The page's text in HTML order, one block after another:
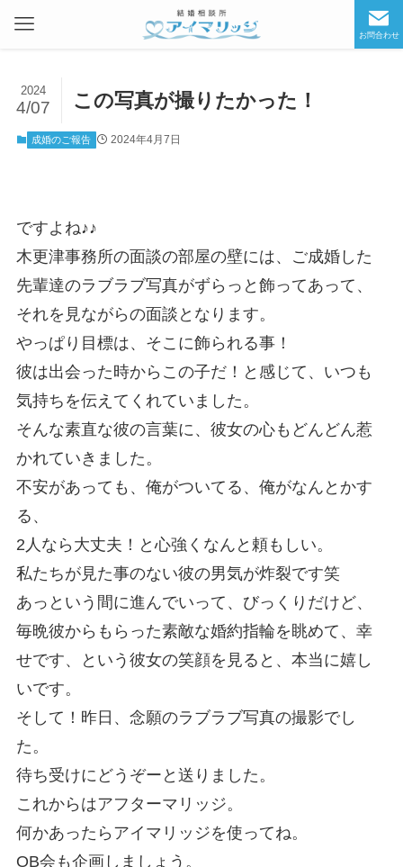
お問合わせ
この写真が撮りたかった！
2024
4/07
成婚のご報告 2024年4月7日
ですよね♪♪
木更津事務所の面談の部屋の壁には、ご成婚した
先輩達のラブラブ写真がずらっと飾ってあって、
それを見ながらの面談となります。
やっぱり目標は、そこに飾られる事！
彼は出会った時からこの子だ！と感じて、いつも
気持ちを伝えてくれていました。
そんな素直な彼の言葉に、彼女の心もどんどん惹
かれていきました。
不安があっても、俺がついてる、俺がなんとかす
る、
2人なら大丈夫！と心強くなんと頼もしい。
私たちが見た事のない彼の男気が炸裂です笑
あっという間に進んでいって、びっくりだけど、
毎晩彼からもらった素敵な婚約指輪を眺めて、幸
せです、という彼女の笑顔を見ると、本当に嬉し
いです。
そして！昨日、念願のラブラブ写真の撮影でし
た。
待ち受けにどうぞーと送りました。
これからはアフターマリッジ。
何かあったらアイマリッジを使ってね。
OB会も企画しましょう。